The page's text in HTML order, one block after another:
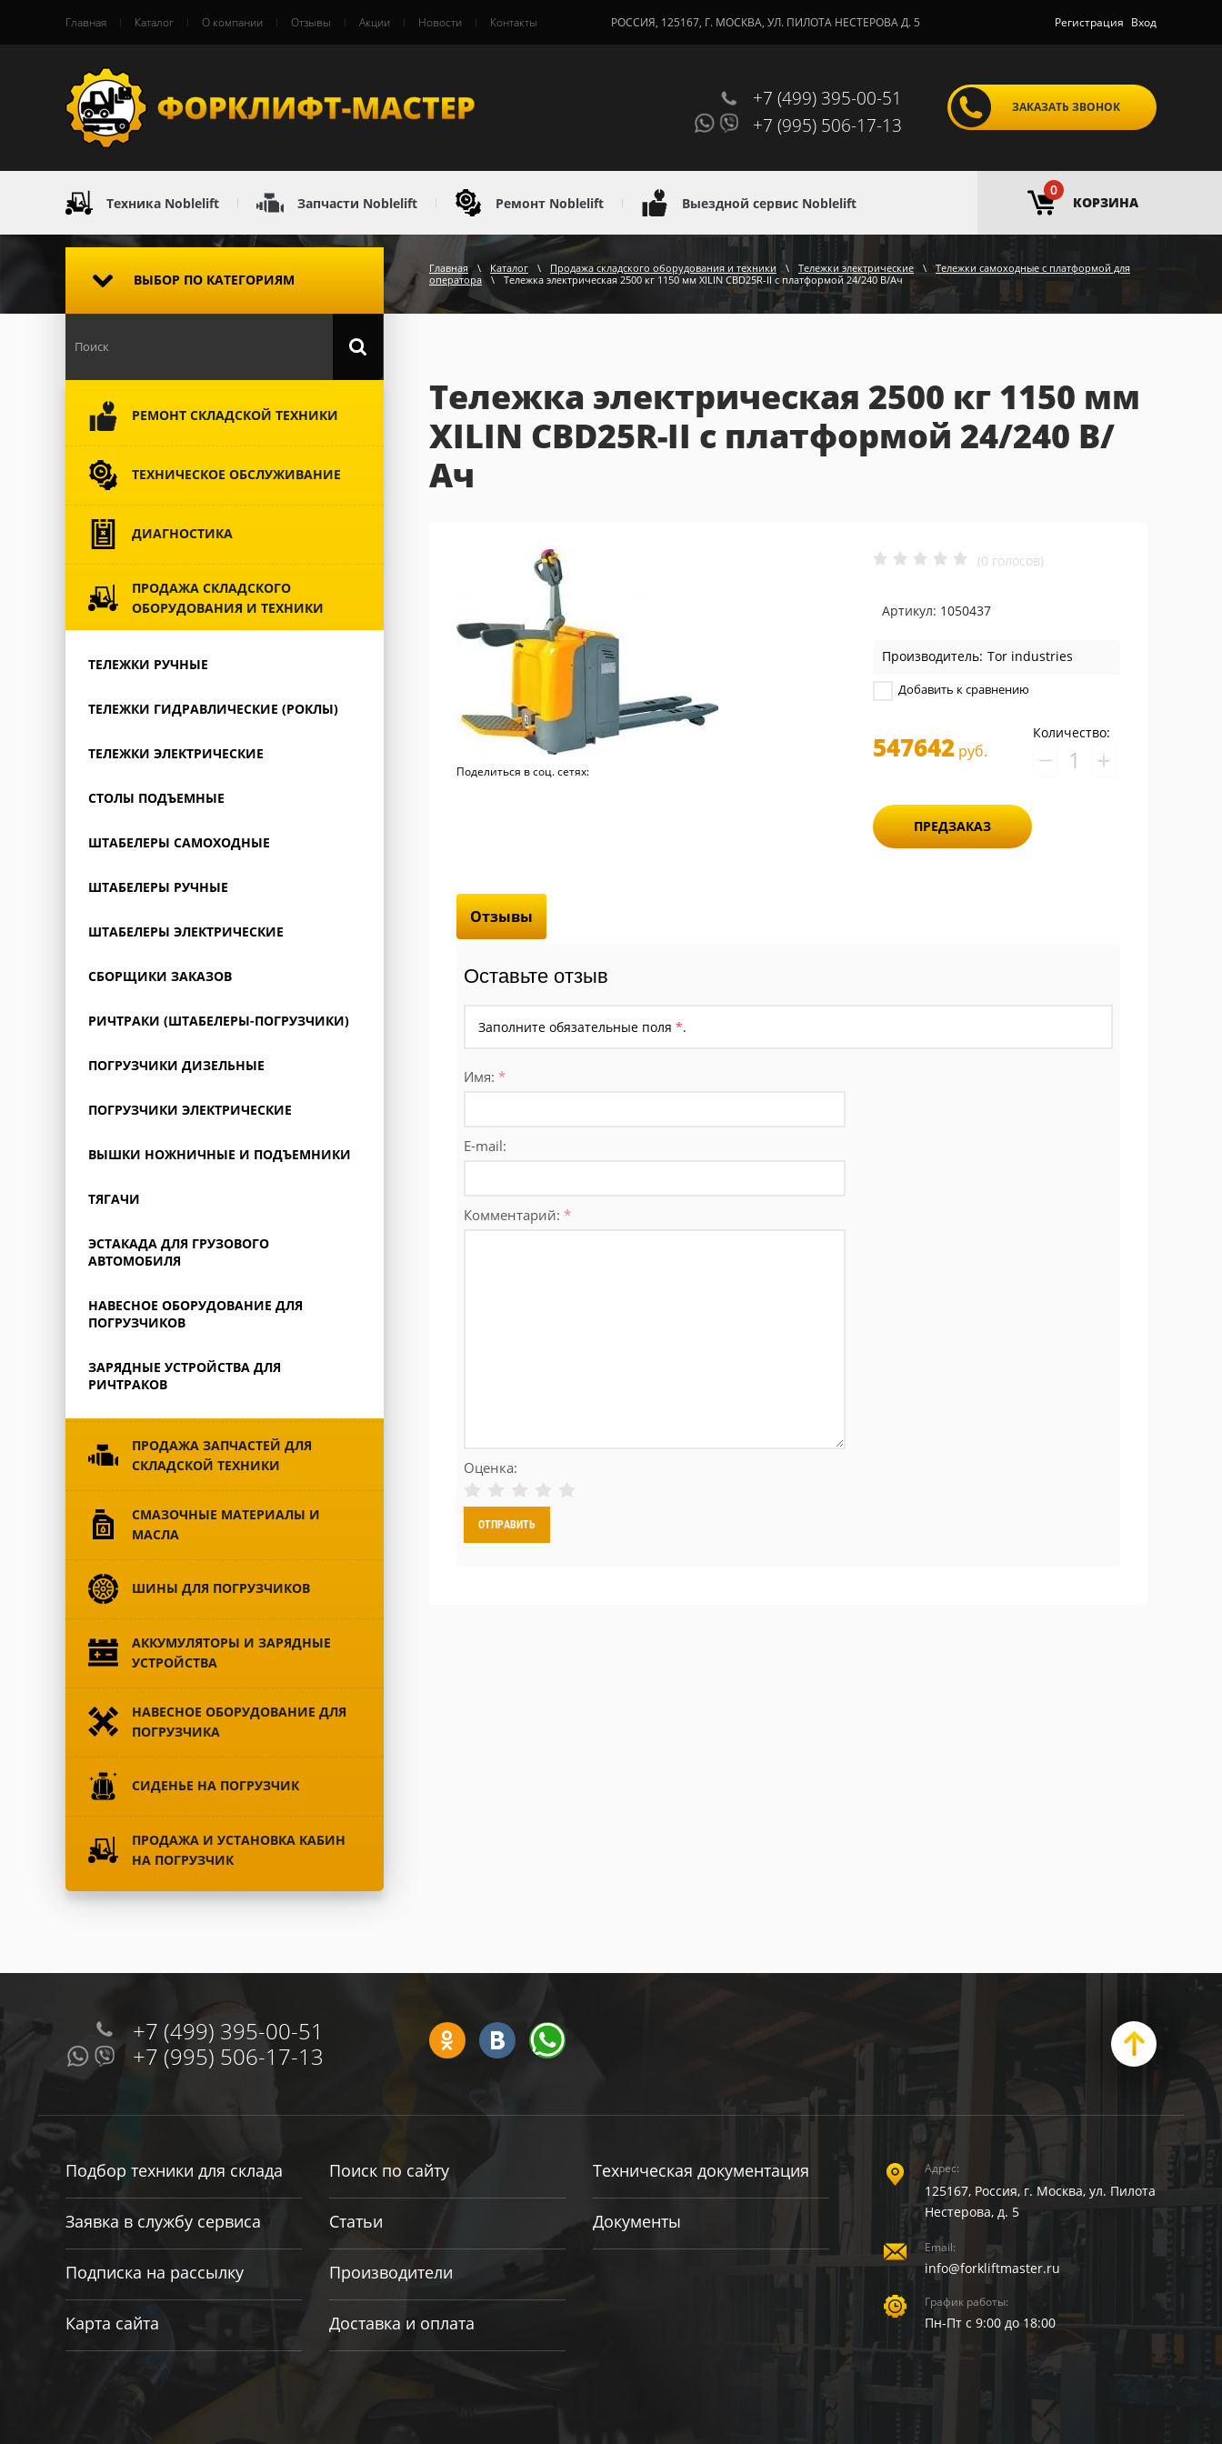
Главная Каталог О компании Отзывы Акции Новости Контакты РОССИЯ, 125167, Г. МОСКВА, УЛ. ПИЛОТА НЕСТЕРОВА Д. 5 Регистрация Вход
+7 (499) 395-00-51
+7 (995) 506-17-13
ЗАКАЗАТЬ ЗВОНОК
Техника Noblelift Запчасти Noblelift Ремонт Noblelift Выездной сервис Noblelift
0
КОРЗИНА
Главная \ Каталог \ Продажа складского оборудования и техники \ Тележки электрические \
Тележки самоходные с платформой для
оператора
\ Тележка электрическая 2500 кг 1150 мм XILIN CBD25R-II с платформой 24/240 В/Ач
ВЫБОР ПО КАТЕГОРИЯМ
РЕМОНТ СКЛАДСКОЙ ТЕХНИКИ
ТЕХНИЧЕСКОЕ ОБСЛУЖИВАНИЕ
ДИАГНОСТИКА
ПРОДАЖА СКЛАДСКОГО
ОБОРУДОВАНИЯ И ТЕХНИКИ
ТЕЛЕЖКИ РУЧНЫЕ
ТЕЛЕЖКИ ГИДРАВЛИЧЕСКИЕ (РОКЛЫ)
ТЕЛЕЖКИ ЭЛЕКТРИЧЕСКИЕ
СТОЛЫ ПОДЪЕМНЫЕ
ШТАБЕЛЕРЫ САМОХОДНЫЕ
ШТАБЕЛЕРЫ РУЧНЫЕ
ШТАБЕЛЕРЫ ЭЛЕКТРИЧЕСКИЕ
СБОРЩИКИ ЗАКАЗОВ
РИЧТРАКИ (ШТАБЕЛЕРЫ-ПОГРУЗЧИКИ)
ПОГРУЗЧИКИ ДИЗЕЛЬНЫЕ
ПОГРУЗЧИКИ ЭЛЕКТРИЧЕСКИЕ
ВЫШКИ НОЖНИЧНЫЕ И ПОДЪЕМНИКИ
ТЯГАЧИ
ЭСТАКАДА ДЛЯ ГРУЗОВОГО
АВТОМОБИЛЯ
НАВЕСНОЕ ОБОРУДОВАНИЕ ДЛЯ
ПОГРУЗЧИКОВ
ЗАРЯДНЫЕ УСТРОЙСТВА ДЛЯ
РИЧТРАКОВ
ПРОДАЖА ЗАПЧАСТЕЙ ДЛЯ
СКЛАДСКОЙ ТЕХНИКИ
CМАЗОЧНЫЕ МАТЕРИАЛЫ И
МАСЛА
ШИНЫ ДЛЯ ПОГРУЗЧИКОВ
АККУМУЛЯТОРЫ И ЗАРЯДНЫЕ
УСТРОЙСТВА
НАВЕСНОЕ ОБОРУДОВАНИЕ ДЛЯ
ПОГРУЗЧИКА
СИДЕНЬЕ НА ПОГРУЗЧИК
ПРОДАЖА И УСТАНОВКА КАБИН
НА ПОГРУЗЧИК
Тележка электрическая 2500 кг 1150 мм
XILIN CBD25R-II с платформой 24/240 В/
Ач
Поделиться в соц. сетях:
(0 голосов)
Артикул: 1050437
Производитель: Tor industries
Добавить к сравнению
547642 руб.
Количество:
− +
ПРЕДЗАКАЗ
Отзывы
Оставьте отзыв
Заполните обязательные поля *.
Имя: *
E-mail:
Комментарий: *
Оценка:
+7 (499) 395-00-51
+7 (995) 506-17-13
Подбор техники для склада
Заявка в службу сервиса
Подписка на рассылку
Карта сайта
Поиск по сайту
Статьи
Производители
Доставка и оплата
Техническая документация
Документы
Адрес:
125167, Россия, г. Москва, ул. Пилота
Нестерова, д. 5
Email:
info@forkliftmaster.ru
График работы:
Пн-Пт с 9:00 до 18:00